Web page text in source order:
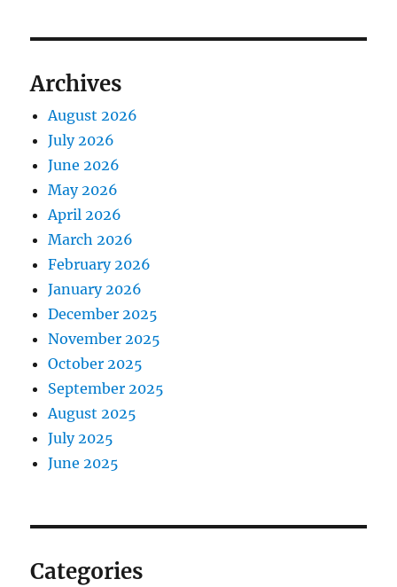
Archives
August 2026
July 2026
June 2026
May 2026
April 2026
March 2026
February 2026
January 2026
December 2025
November 2025
October 2025
September 2025
August 2025
July 2025
June 2025
Categories